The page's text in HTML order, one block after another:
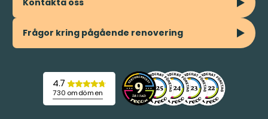
Kontakta oss
Frågor kring pågående renovering
4.7
730 omdömen